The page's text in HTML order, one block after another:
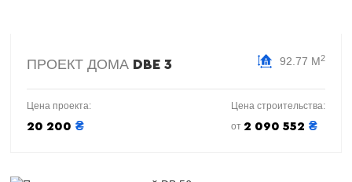
ПРОЕКТ ДОМА DBE 3 92.77 М2
Цена проекта:
20 200 ₴
Цена строительства:
от 2 090 552 ₴